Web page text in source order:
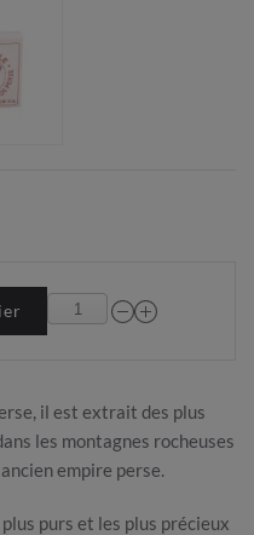
il est extrait des plus
les montagnes rocheuses
empire perse.
purs et les plus précieux